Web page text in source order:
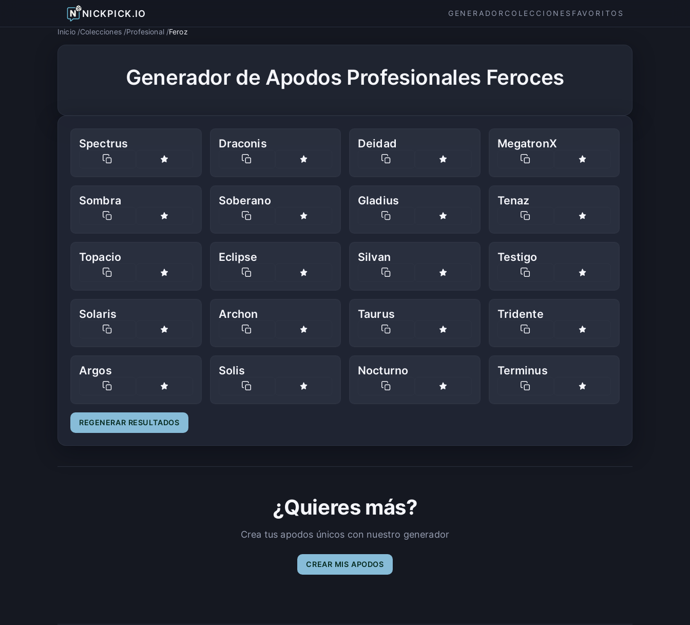
NICKPICK.IO GENERADOR COLECCIONES FAVORITOS
Inicio Colecciones Profesional Feroz
Generador de Apodos Profesionales Feroces
Spectrus Draconis Deidad MegatronX
Sombra Soberano Gladius Tenaz
Topacio Eclipse Silvan Testigo
Solaris Archon Taurus Tridente
Argos Solis Nocturno Terminus
REGENERAR RESULTADOS
¿Quieres más?
Crea tus apodos únicos con nuestro generador
CREAR MIS APODOS